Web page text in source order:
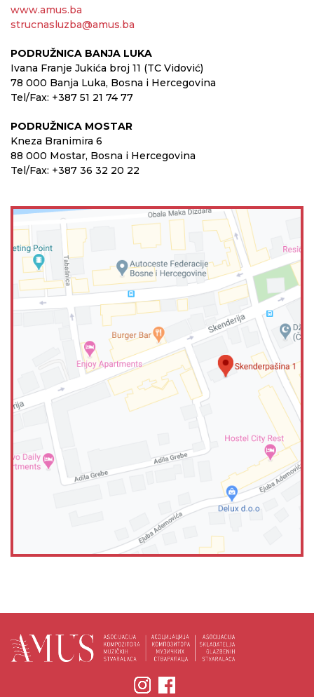
www.amus.ba
strucnasluzba@amus.ba
PODRUŽNICA BANJA LUKA
Ivana Franje Jukića broj 11 (TC Vidović)
78 000 Banja Luka, Bosna i Hercegovina
Tel/Fax: +387 51 21 74 77
PODRUŽNICA MOSTAR
Kneza Branimira 6
88 000 Mostar, Bosna i Hercegovina
Tel/Fax: +387 36 32 20 22